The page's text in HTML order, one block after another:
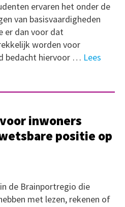
ervaren het onder de
van basisvaardigheden
er dan voor dat
worden voor
bedacht hiervoor … Lees
inwoners
positie op
de Brainportregio die
met lezen, rekenen of